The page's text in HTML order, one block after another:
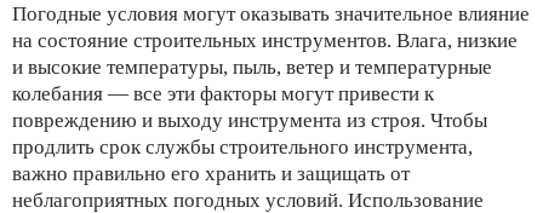
Погодные условия могут оказывать значительное влияние
на состояние строительных инструментов. Влага, низкие
и высокие температуры, пыль, ветер и температурные
колебания — все эти факторы могут привести к
повреждению и выходу инструмента из строя. Чтобы
продлить срок службы строительного инструмента,
важно правильно его хранить и защищать от
неблагоприятных погодных условий. Использование